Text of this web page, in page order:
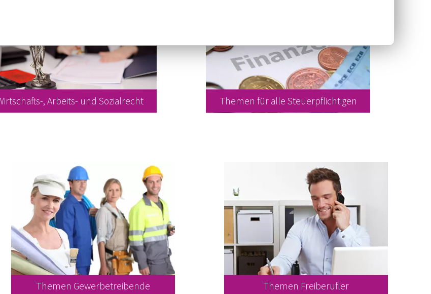
, Arbeits- und Sozialrecht Themen für alle Steuerpflichtigen
Themen Gewerbetreibende Themen Freiberufler